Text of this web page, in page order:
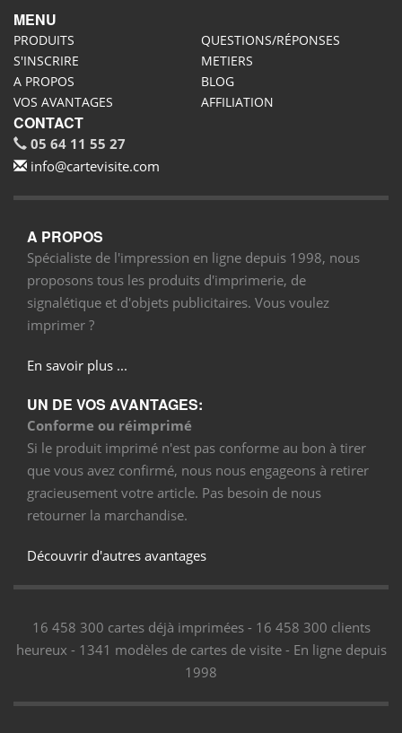
MENU
PRODUITS
QUESTIONS/RÉPONSES
S'INSCRIRE
METIERS
A PROPOS
BLOG
VOS AVANTAGES
AFFILIATION
CONTACT
05 64 11 55 27
info@cartevisite.com
A PROPOS
Spécialiste de l'impression en ligne depuis 1998, nous
proposons tous les produits d'imprimerie, de
signalétique et d'objets publicitaires. Vous voulez
imprimer ?
En savoir plus ...
UN DE VOS AVANTAGES:
Conforme ou réimprimé
Si le produit imprimé n'est pas conforme au bon à tirer
que vous avez confirmé, nous nous engageons à retirer
gracieusement votre article. Pas besoin de nous
retourner la marchandise.
Découvrir d'autres avantages
16 458 300 cartes déjà imprimées - 16 458 300 clients
heureux - 1341 modèles de cartes de visite - En ligne depuis
1998